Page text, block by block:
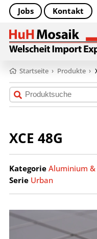
Jobs Kontakt
Startseite › Produkte ›
XCE 48G
Kategorie Aluminium &
Serie Urban